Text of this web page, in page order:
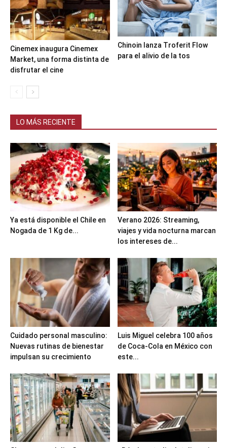
Cinemex inaugura Cinemex
Market, una forma distinta de
disfrutar el cine
Chinoin lanza Troferit Flow
para el alivio de la tos
LO MÁS RECIENTE
Ya está disponible el Chile en
Nogada de 1 Kg de...
Verano 2026: Streaming,
viajes y vida nocturna marcan
los intereses de...
Cuidado personal masculino:
Nuevas rutinas de bienestar
impulsan su crecimiento
Luis Miguel celebra 100 años
de Coca-Cola en México con
este...